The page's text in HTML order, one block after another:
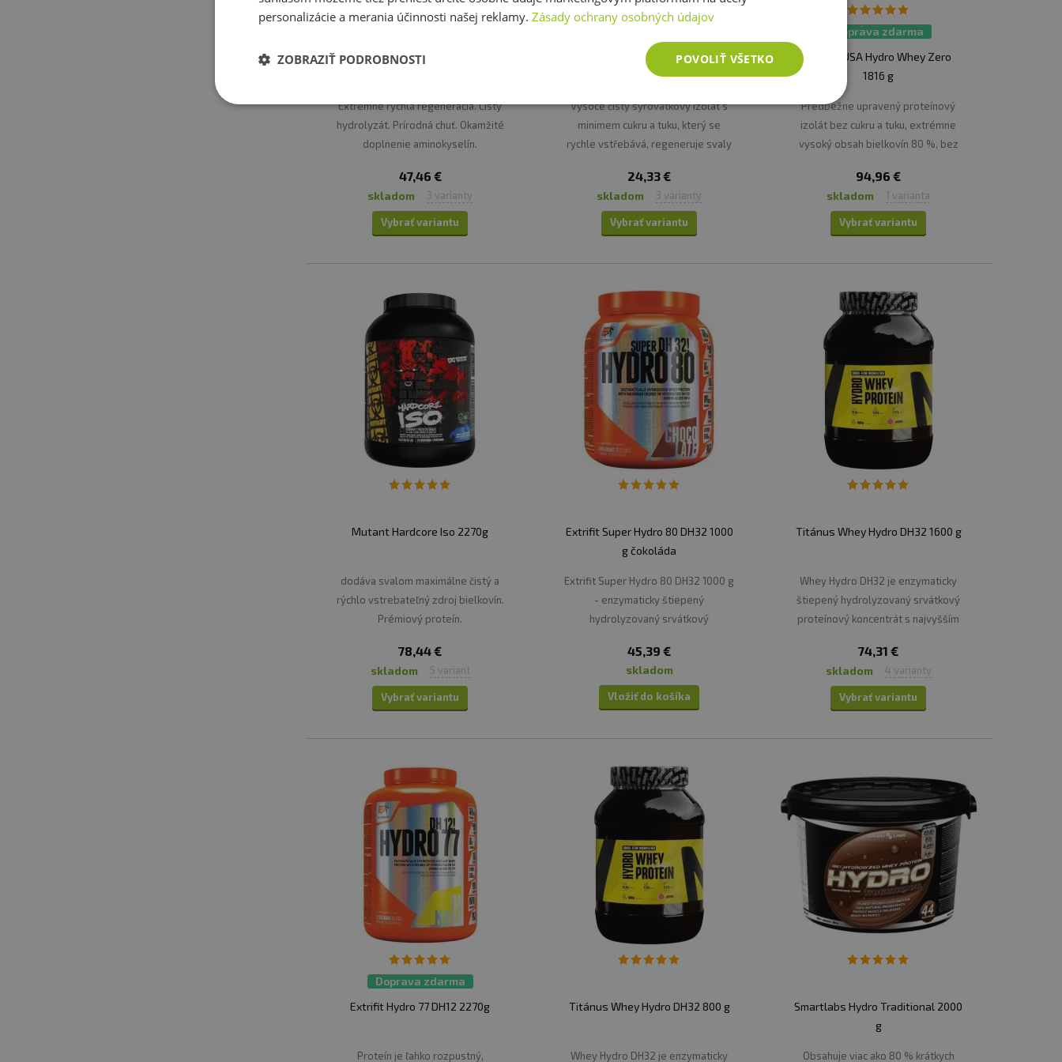
Prom-in Hydro Optimal Whey 1000
Extrémne rýchla regenerácia. Čistý
hydrolyzát. Prírodná chuť. Okamžité
doplnenie aminokyselín.
47,46 €
skladom 3 varianty
Vybrať variantu
ATP Nutrition 100% Hydro Whey
Protein 750 g
Vysoce čistý syrovátkový izolát s
minimem cukru a tuku, který se
rychle vstřebává, regeneruje svaly
24,33 €
skladom 3 varianty
Vybrať variantu
Doprava zdarma
BioTechUSA Hydro Whey Zero
1816 g
Predbežne upravený proteínový
izolát bez cukru a tuku, extrémne
vysoký obsah bielkovín 80 %, bez
94,96 €
skladom 1 varianta
Vybrať variantu
Mutant Hardcore Iso 2270g
dodáva svalom maximálne čistý a
rýchlo vstrebateľný zdroj bielkovín.
Prémiový proteín.
78,44 €
skladom 5 variant
Vybrať variantu
Extrifit Super Hydro 80 DH32 1000
g čokoláda
Extrifit Super Hydro 80 DH32 1000 g
- enzymaticky štiepený
hydrolyzovaný srvátkový
zdrojom bielkovín, ktorý je v
súčasnosti k dispozícii!
45,39 €
skladom
Vložiť do košíka
Titánus Whey Hydro DH32 1600 g
Whey Hydro DH32 je enzymaticky
štiepený hydrolyzovaný srvátkový
proteínový koncentrát s najvyšším
(obsahuje 80,5 % aminokyselín).
74,31 €
skladom 4 varianty
Vybrať variantu
Doprava zdarma
Extrifit Hydro 77 DH12 2270g
Proteín je ľahko rozpustný,
Titánus Whey Hydro DH32 800 g
Whey Hydro DH32 je enzymaticky
Smartlabs Hydro Traditional 2000
g
Obsahuje viac ako 80 % krátkych
personalizácie a merania účinnosti našej reklamy. Zásady ochrany osobných údajov
POVOLIŤ VŠETKO
ZOBRAZIŤ PODROBNOSTI